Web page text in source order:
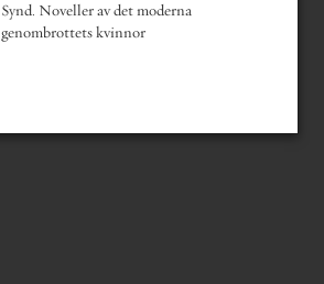
Synd. Noveller av det moderna
genombrottets kvinnor